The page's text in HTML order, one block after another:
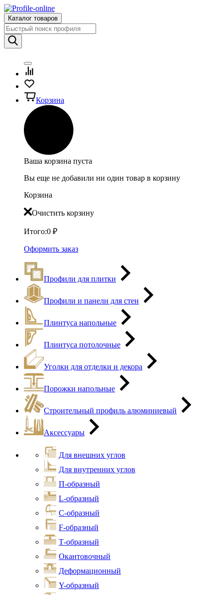
Каталог товаров
Корзина
Ваша корзина пуста
Вы еще не добавили ни один товар в корзину
Корзина
Очистить корзину
Итого:0 ₽
Оформить заказ
Профили для плитки
Профили и панели для стен
Плинтуса напольные
Плинтуса потолочные
Уголки для отделки и декора
Порожки напольные
Строительный профиль алюминиевый
Аксессуары
Для внешних углов
Для внутренних углов
П-образный
L-образный
С-образный
F-образный
Т-образный
Окантовочный
Деформационный
Y-образный